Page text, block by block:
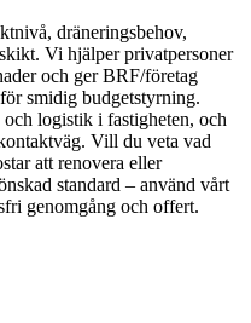
dräneringsbehov,
Vi hjälper privatpersoner
och ger BRF/företag
smidig budgetstyrning.
logistik i fastigheten, och
Vill du veta vad
att renovera eller
standard – använd vårt
genomgång och offert.